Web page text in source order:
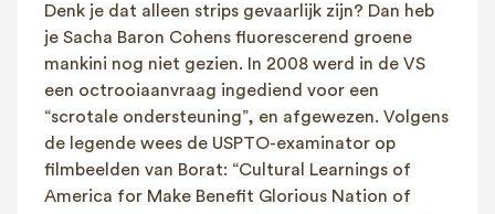
Denk je dat alleen strips gevaarlijk zijn? Dan heb
je Sacha Baron Cohens fluorescerend groene
mankini nog niet gezien. In 2008 werd in de VS
een octrooiaanvraag ingediend voor een
“scrotale ondersteuning”, en afgewezen. Volgens
de legende wees de USPTO-examinator op
filmbeelden van Borat: “Cultural Learnings of
America for Make Benefit Glorious Nation of